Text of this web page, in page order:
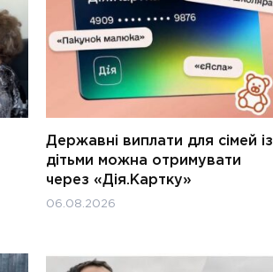
Державні виплати для сімей із
дітьми можна отримувати
через «Дія.Картку»
06.08.2026